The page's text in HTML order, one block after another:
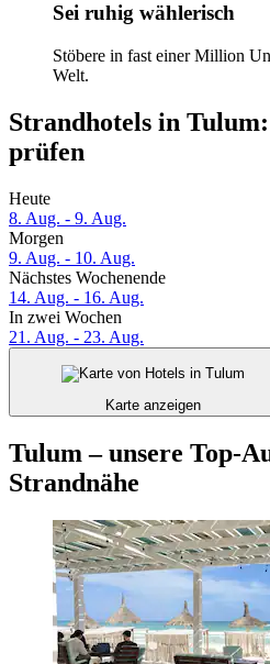
Sei ruhig wählerisch
Stöbere in fast einer Million
Welt.
Strandhotels in
prüfen
Heute
8. Aug. - 9. Aug.
Morgen
9. Aug. - 10. Aug.
Nächstes Wochenende
14. Aug. - 16. Aug.
In zwei Wochen
21. Aug. - 23. Aug.
Karte anzeigen
Tulum – unsere Top-
Strandnähe